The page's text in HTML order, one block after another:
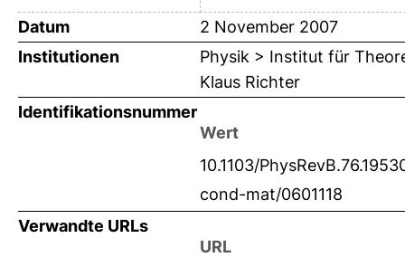
Datum
2 November 2007
Institutionen
Physik > Institut für
Klaus Richter
Identifikationsnummer
Wert
10.1103/
cond-mat/0601118
Verwandte URLs
URL